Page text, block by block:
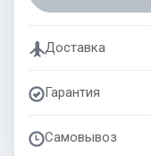
Доставка
Гарантия
Самовывоз